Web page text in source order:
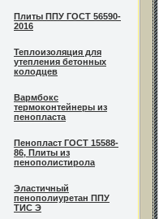
Плиты ППУ ГОСТ 56590-
2016
Теплоизоляция для
утепления бетонных
колодцев
Вармбокс
термоконтейнеры из
пенопласта
Пенопласт ГОСТ 15588-
86, Плиты из
пенополистирола
Эластичный
пенополиуретан ППУ
ТИС Э